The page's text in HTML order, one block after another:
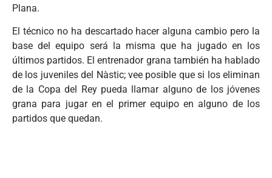
Plana.
El técnico no ha descartado hacer alguna cambio pero la
base del equipo será la misma que ha jugado en los
últimos partidos. El entrenador grana también ha hablado
de los juveniles del Nàstic; vee posible que si los eliminan
de la Copa del Rey pueda llamar alguno de los jóvenes
grana para jugar en el primer equipo en alguno de los
partidos que quedan.